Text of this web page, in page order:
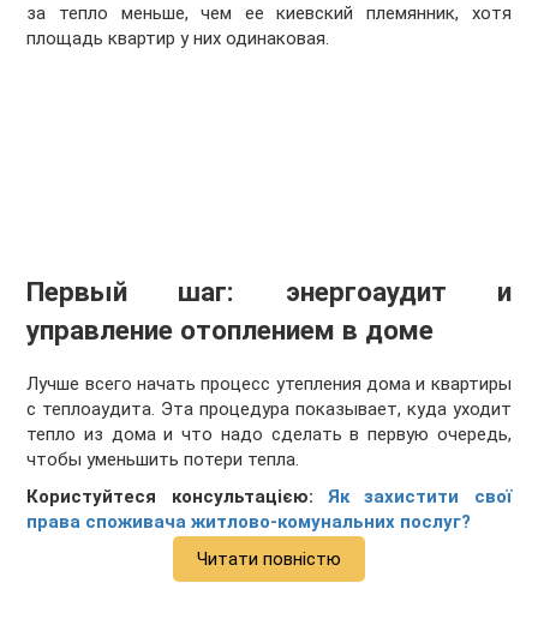
за тепло меньше, чем ее киевский племянник, хотя
площадь квартир у них одинаковая.
Первый шаг: энергоаудит и
управление отоплением в доме
Лучше всего начать процесс утепления дома и квартиры
с теплоаудита. Эта процедура показывает, куда уходит
тепло из дома и что надо сделать в первую очередь,
чтобы уменьшить потери тепла.
Користуйтеся консультацією: Як захистити свої
права споживача житлово-комунальних послуг?
Читати повністю